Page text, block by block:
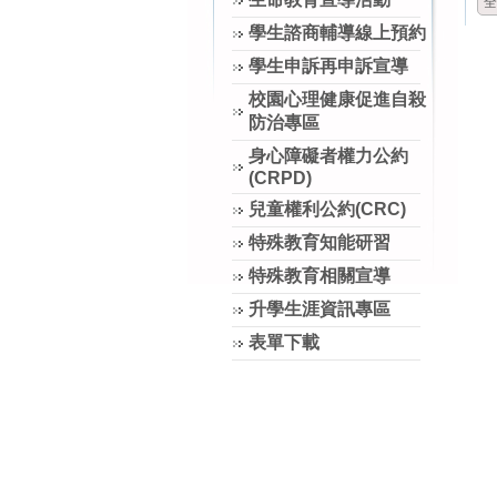
學生諮商輔導線上預約
學生申訴再申訴宣導
校園心理健康促進自殺
防治專區
身心障礙者權力公約
(CRPD)
兒童權利公約(CRC)
特殊教育知能研習
特殊教育相關宣導
升學生涯資訊專區
表單下載